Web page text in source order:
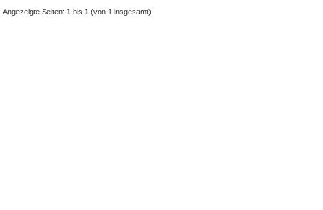
Angezeigte Seiten: 1 bis 1 (von 1 insgesamt)